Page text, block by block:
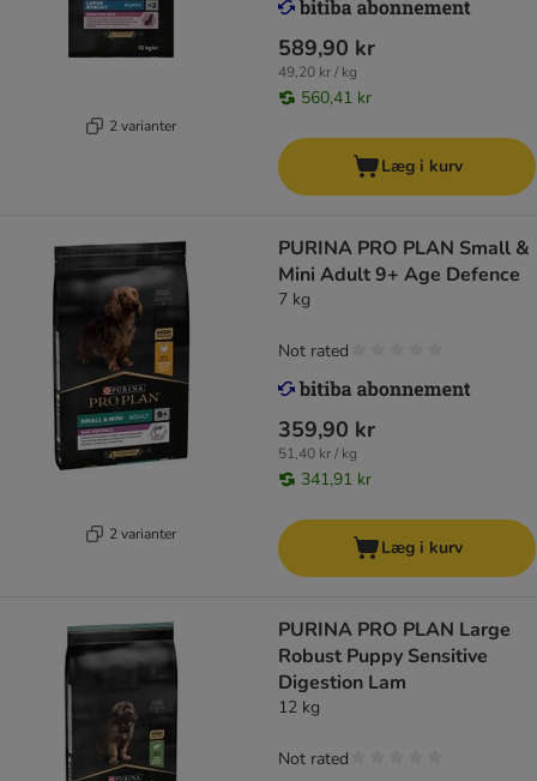
2 varianter
589,90 kr
49,20 kr / kg
560,41 kr
Læg i kurv
2 varianter
PURINA PRO PLAN Small &
Mini Adult 9+ Age Defence
7 kg
359,90 kr
51,40 kr / kg
341,91 kr
Not rated
Læg i kurv
PURINA PRO PLAN Large
Robust Puppy Sensitive
Digestion Lam
12 kg
Not rated